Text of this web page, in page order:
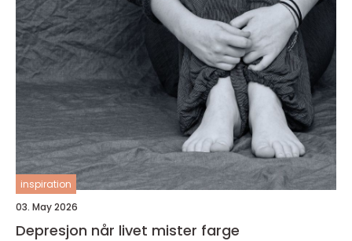
inspiration
03. May 2026
Depresjon når livet mister farge